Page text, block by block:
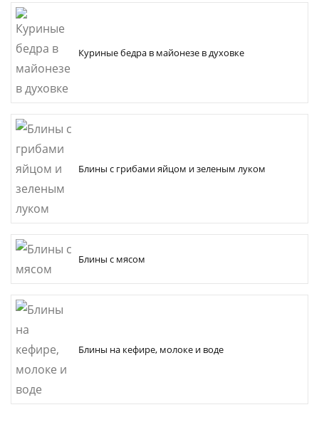
Куриные бедра в майонезе в духовке
Блины с грибами яйцом и зеленым луком
Блины с мясом
Блины на кефире, молоке и воде